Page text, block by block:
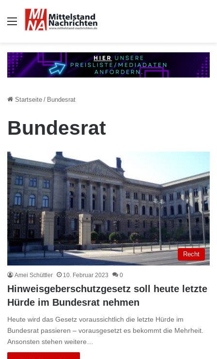
Auswahl
Startseite / Bundesrat
Bundesrat
Recht
Amei Schüttler 10. Februar 2023 0
Hinweisgeberschutzgesetz soll heute letzte
Hürde im Bundesrat nehmen
Heute wird das Gesetz voraussichtlich die letzte Hürde im
Bundesrat passieren – vorausgesetzt es bekommt die Mehrheit.
Ansonsten stehen weitere…